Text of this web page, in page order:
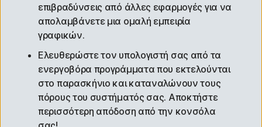
επιβραδύνσεις από άλλες εφαρμογές για να
απολαμβάνετε μια ομαλή εμπειρία
γραφικών.
Ελευθερώστε τον υπολογιστή σας από τα
ενεργοβόρα προγράμματα που εκτελούνται
στο παρασκήνιο και καταναλώνουν τους
πόρους του συστήματός σας. Αποκτήστε
περισσότερη απόδοση από την κονσόλα